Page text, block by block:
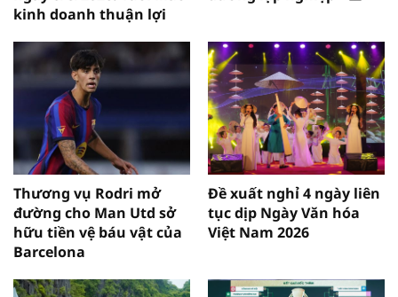
kinh doanh thuận lợi
Thương vụ Rodri mở
đường cho Man Utd sở
hữu tiền vệ báu vật của
Barcelona
Đề xuất nghỉ 4 ngày liên
tục dịp Ngày Văn hóa
Việt Nam 2026